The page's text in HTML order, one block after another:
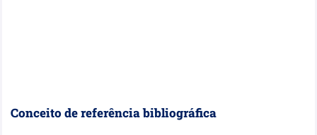
Conceito de referência bibliográfica